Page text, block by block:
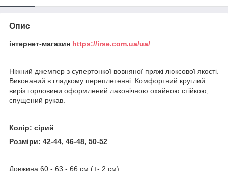
Опис
інтернет-магазин https://irse.com.ua/ua/
Ніжний джемпер з супертонкої вовняної пряжі люксової якості.
Виконаний в гладкому переплетенні. Комфортний круглий
виріз горловини оформлений лаконічною охайною стійкою,
спущений рукав.
Колір: сірий
Розміри: 42-44, 46-48, 50-52
Довжина 60 - 63 - 66 см (+- 2 см).